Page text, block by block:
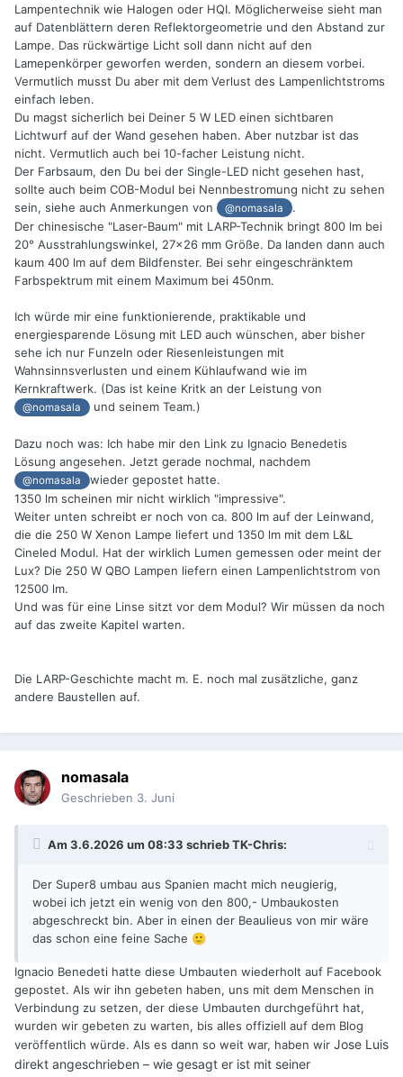
Lampentechnik wie Halogen oder HQI. Möglicherweise sieht man
auf Datenblättern deren Reflektorgeometrie und den Abstand zur
Lampe. Das rückwärtige Licht soll dann nicht auf den
Lamepenkörper geworfen werden, sondern an diesem vorbei.
Vermutlich musst Du aber mit dem Verlust des Lampenlichtstroms
einfach leben.
Du magst sicherlich bei Deiner 5 W LED einen sichtbaren
Lichtwurf auf der Wand gesehen haben. Aber nutzbar ist das
nicht. Vermutlich auch bei 10-facher Leistung nicht.
Der Farbsaum, den Du bei der Single-LED nicht gesehen hast,
sollte auch beim COB-Modul bei Nennbestromung nicht zu sehen
sein, siehe auch Anmerkungen von
@nomasala
.
Der chinesische "Laser-Baum" mit LARP-Technik bringt 800 lm bei
20° Ausstrahlungswinkel, 27x26 mm Größe. Da landen dann auch
kaum 400 lm auf dem Bildfenster. Bei sehr eingeschränktem
Farbspektrum mit einem Maximum bei 450nm.
Ich würde mir eine funktionierende, praktikable und
energiesparende Lösung mit LED auch wünschen, aber bisher
sehe ich nur Funzeln oder Riesenleistungen mit
Wahnsinnsverlusten und einem Kühlaufwand wie im
Kernkraftwerk. (Das ist keine Kritk an der Leistung von
@nomasala und seinem Team.)
Dazu noch was: Ich habe mir den Link zu Ignacio Benedetis
Lösung angesehen. Jetzt gerade nochmal, nachdem
@nomasala
wieder gepostet hatte.
1350 lm scheinen mir nicht wirklich "impressive".
Weiter unten schreibt er noch von ca. 800 lm auf der Leinwand,
die die 250 W Xenon Lampe liefert und 1350 lm mit dem L&L
Cineled Modul. Hat der wirklich Lumen gemessen oder meint der
Lux? Die 250 W QBO Lampen liefern einen Lampenlichtstrom von
12500 lm.
Und was für eine Linse sitzt vor dem Modul? Wir müssen da noch
auf das zweite Kapitel warten.
Die LARP-Geschichte macht m. E. noch mal zusätzliche, ganz
andere Baustellen auf.
nomasala
Geschrieben 3. Juni
Am 3.6.2026 um 08:33 schriebTK-Chris:
Der Super8 umbau aus Spanien macht mich neugierig,
wobei ich jetzt ein wenig von den 800,- Umbaukosten
abgeschreckt bin. Aber in einen der Beaulieus von mir wäre
das schon eine feine Sache 🙂
Ignacio Benedeti hatte diese Umbauten wiederholt auf Facebook
gepostet. Als wir ihn gebeten haben, uns mit dem Menschen in
Verbindung zu setzen, der diese Umbauten durchgeführt hat,
wurden wir gebeten zu warten, bis alles offiziell auf dem Blog
veröffentlich würde. Als es dann so weit war, haben wir Jose Luis
direkt angeschrieben – wie gesagt er ist mit seiner